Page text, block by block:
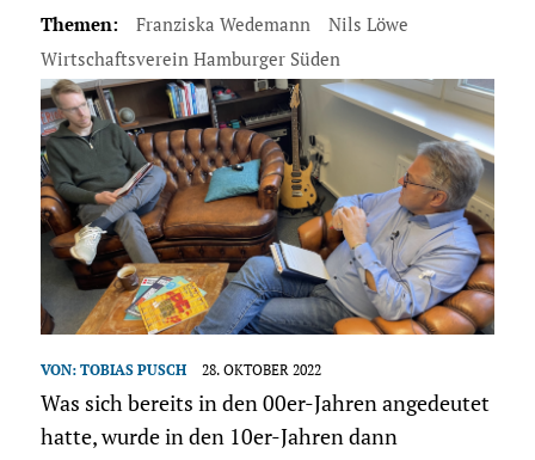
Themen: Franziska Wedemann
Nils Löwe
Wirtschaftsverein Hamburger Süden
VON: TOBIAS PUSCH 28. OKTOBER 2022
Was sich bereits in den 00er-Jahren angedeutet
hatte, wurde in den 10er-Jahren dann